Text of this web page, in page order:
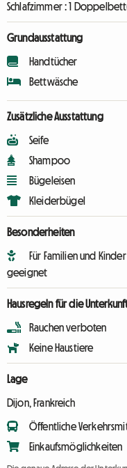
Schlafzimmer :1
Grundausstattung
Handtücher
Bettwäsche
Zusätzliche Ausstattung
Seife
Shampoo
Bügeleisen
Kleiderbügel
Besonderheiten
Für Familien und Kinder
geeignet
Hausregeln für die
Rauchen verboten
Keine Haustiere
Lage
Dijon, Frankreich
Öffentliche
Einkaufsmöglichkeiten